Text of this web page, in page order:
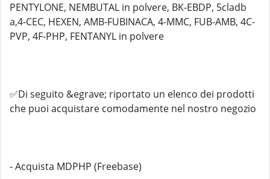
PENTYLONE, NEMBUTAL in polvere, BK-EBDP, 5cladb
a,4-CEC, HEXEN, AMB-FUBINACA, 4-MMC, FUB-AMB, 4C-
PVP, 4F-PHP, FENTANYL in polvere
✅Di seguito &egrave; riportato un elenco dei prodotti
che puoi acquistare comodamente nel nostro negozio
- Acquista MDPHP (Freebase)